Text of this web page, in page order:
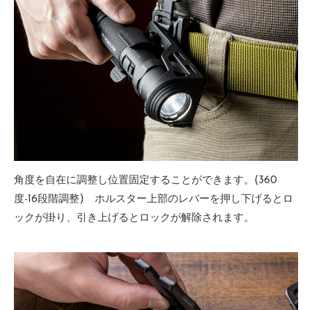
角度を自在に調整し位置固定することができます。(360
度-16段階調整) ホルスター上部のレバーを押し下げるとロ
ックが掛り、引き上げるとロックが解除されます。